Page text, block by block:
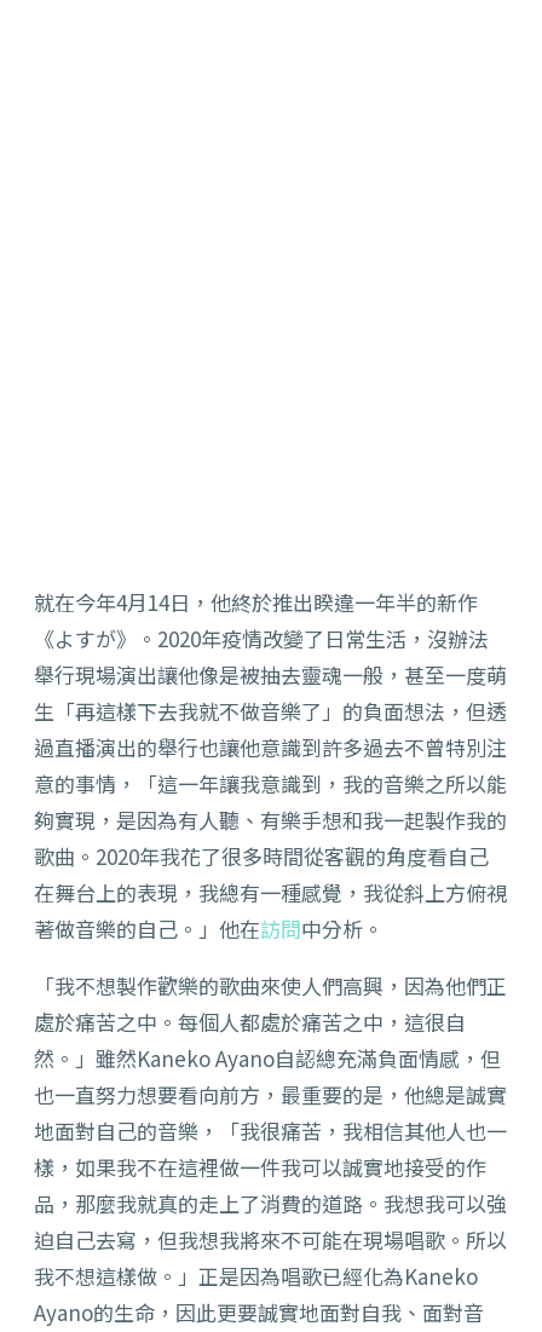
就在今年4月14日，他終於推出睽違一年半的新作
《よすが》。2020年疫情改變了日常生活，沒辦法
舉行現場演出讓他像是被抽去靈魂一般，甚至一度萌
生「再這樣下去我就不做音樂了」的負面想法，但透
過直播演出的舉行也讓他意識到許多過去不曾特別注
意的事情，「這一年讓我意識到，我的音樂之所以能
夠實現，是因為有人聽、有樂手想和我一起製作我的
歌曲。2020年我花了很多時間從客觀的角度看自己
在舞台上的表現，我總有一種感覺，我從斜上方俯視
著做音樂的自己。」他在訪問中分析。
「我不想製作歡樂的歌曲來使人們高興，因為他們正
處於痛苦之中。每個人都處於痛苦之中，這很自
然。」雖然Kaneko Ayano自認總充滿負面情感，但
也一直努力想要看向前方，最重要的是，他總是誠實
地面對自己的音樂，「我很痛苦，我相信其他人也一
樣，如果我不在這裡做一件我可以誠實地接受的作
品，那麼我就真的走上了消費的道路。我想我可以強
迫自己去寫，但我想我將來不可能在現場唱歌。所以
我不想這樣做。」正是因為唱歌已經化為Kaneko
Ayano的生命，因此更要誠實地面對自我、面對音